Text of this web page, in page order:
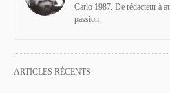
Carlo 1987. De rédacteur à
passion.
ARTICLES RÉCENTS